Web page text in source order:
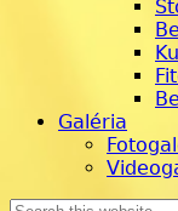
Galéria